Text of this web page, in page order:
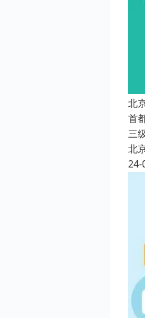
北
首
三
北
24-